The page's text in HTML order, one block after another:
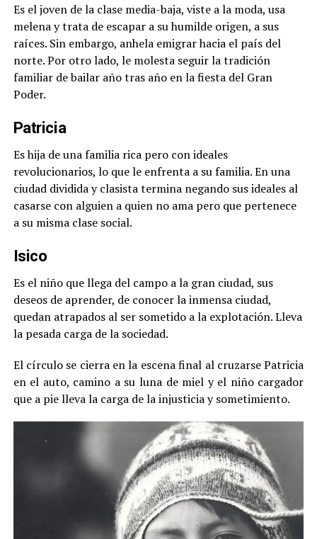
Es el joven de la clase media-baja, viste a la moda, usa
melena y trata de escapar a su humilde origen, a sus
raíces. Sin embargo, anhela emigrar hacia el país del
norte. Por otro lado, le molesta seguir la tradición
familiar de bailar año tras año en la fiesta del Gran
Poder.
Patricia
Es hija de una familia rica pero con ideales
revolucionarios, lo que le enfrenta a su familia. En una
ciudad dividida y clasista termina negando sus ideales al
casarse con alguien a quien no ama pero que pertenece
a su misma clase social.
Isico
Es el niño que llega del campo a la gran ciudad, sus
deseos de aprender, de conocer la inmensa ciudad,
quedan atrapados al ser sometido a la explotación. Lleva
la pesada carga de la sociedad.
El círculo se cierra en la escena final al cruzarse Patricia
en el auto, camino a su luna de miel y el niño cargador
que a pie lleva la carga de la injusticia y sometimiento.